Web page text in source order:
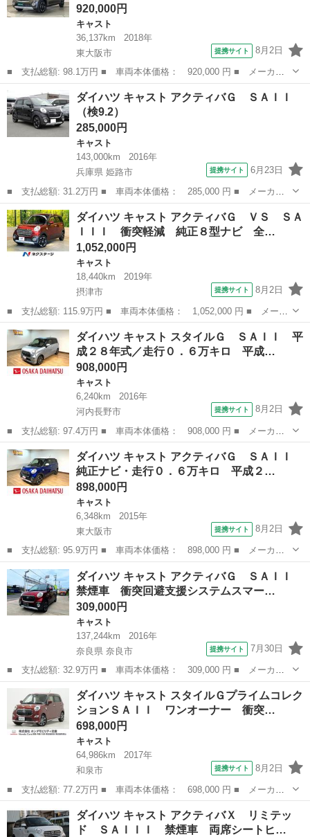
920,000円
キャスト
36,137km
2018年
東大阪市
提携サイト 8月2日
■ 支払総額: 98.1万円 ■ 車両本体価格： 920,000 円 ■ メーカー
名： ダイハツ ■ 車種名： キャスト ■ グレード名： アクティ
バＧ ターボ プライムコレクション ＳＡＩＩＩ 地デジ ＬＥＤ
ヘッドライト...
東大阪市 キャスト
ダイハツ キャスト アクティバＧ ＳＡＩＩ
（検9.2）
285,000円
キャスト
143,000km
2016年
兵庫県 姫路市
提携サイト 6月23日
■ 支払総額: 31.2万円 ■ 車両本体価格： 285,000 円 ■ メーカー
名： ダイハツ ■ 車種名： キャスト ■ グレード名： アクティ
バＧ ＳＡＩＩ ■ 排気量： 660cc ■ ドア枚数： 5D ■ ミッシ...
兵庫 姫路市 キャスト
ダイハツ キャスト アクティバＧ ＶＳ ＳＡ
ＩＩＩ 衝突軽減 純正８型ナビ 全…
1,052,000円
キャスト
18,440km
2019年
摂津市
提携サイト 8月2日
■ 支払総額: 115.9万円 ■ 車両本体価格： 1,052,000 円 ■ メーカ
ー名： ダイハツ ■ 車種名： キャスト ■ グレード名： アクテ
ィバＧ ＶＳ ＳＡＩＩＩ 衝突軽減 純正８型ナビ 全周囲カメ
ラ シート...
大阪 摂津市 キャスト
ダイハツ キャスト スタイルＧ ＳＡＩＩ 平
成２８年式／走行０．６万キロ 平成…
908,000円
キャスト
6,240km
2016年
河内長野市
提携サイト 8月2日
■ 支払総額: 97.4万円 ■ 車両本体価格： 908,000 円 ■ メーカー
名： ダイハツ ■ 車種名： キャスト ■ グレード名： スタイル
Ｇ ＳＡＩＩ 平成２８年式／走行０．６万キロ 平成２８年式／走
行０．６万キ...
大阪 河内長野市 キャスト
ダイハツ キャスト アクティバＧ ＳＡＩＩ
純正ナビ・走行０．６万キロ 平成２…
898,000円
キャスト
6,348km
2015年
東大阪市
提携サイト 8月2日
■ 支払総額: 95.9万円 ■ 車両本体価格： 898,000 円 ■ メーカー
名： ダイハツ ■ 車種名： キャスト ■ グレード名： アクティ
バＧ ＳＡＩＩ 純正ナビ・走行０．６万キロ 平成２７年式／走行
０．６万キロ...
大阪 東大阪市 キャスト
ダイハツ キャスト アクティバＧ ＳＡＩＩ
禁煙車 衝突回避支援システムスマー…
309,000円
キャスト
137,244km
2016年
奈良県 奈良市
提携サイト 7月30日
■ 支払総額: 32.9万円 ■ 車両本体価格： 309,000 円 ■ メーカー
名： ダイハツ ■ 車種名： キャスト ■ グレード名： アクティ
バＧ ＳＡＩＩ 禁煙車 衝突回避支援システムスマートアシスト
前後ドライブ...
奈良市 キャスト
ダイハツ キャスト スタイルＧプライムコレク
ションＳＡＩＩ ワンオーナー 衝突…
698,000円
キャスト
64,986km
2017年
和泉市
提携サイト 8月2日
■ 支払総額: 77.2万円 ■ 車両本体価格： 698,000 円 ■ メーカー
名： ダイハツ ■ 車種名： キャスト ■ グレード名： スタイル
ＧプライムコレクションＳＡＩＩ ワンオーナー 衝突軽減ブレー
キ 前後誤発進...
大阪 和泉市 キャスト
ダイハツ キャスト アクティバＸ リミテッ
ド ＳＡＩＩＩ 禁煙車 両席シートヒ…